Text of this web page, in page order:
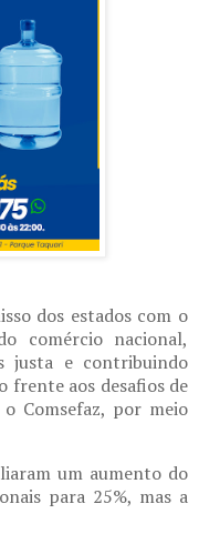
dos estados com o
comércio nacional,
justa e contribuindo
frente aos desafios de
Comsefaz, por meio
um aumento do
para 25%, mas a